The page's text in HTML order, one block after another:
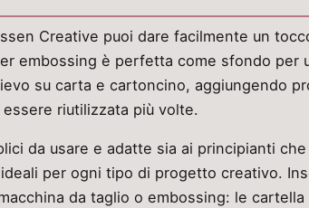
Creative puoi dare facilmente un
embossing è perfetta come sfondo per
su carta e cartoncino, aggiungendo
riutilizzata più volte.
da usare e adatte sia ai principianti
per ogni tipo di progetto creativo.
da taglio o embossing: le